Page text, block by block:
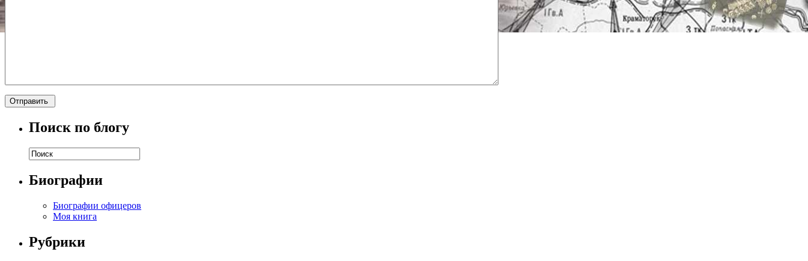
Поиск по блогу
Биографии
Биографии офицеров
Моя книга
Рубрики